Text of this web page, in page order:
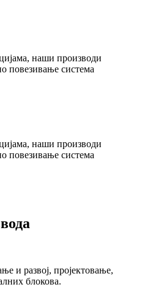
наши производи
повезивање система
наши производи
повезивање система
и развој, пројектовање,
блокова.